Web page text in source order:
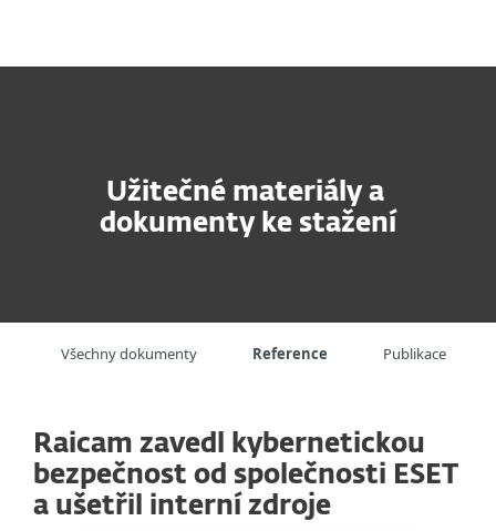
Užitečné materiály a
dokumenty ke stažení
Všechny dokumenty Reference Publikace
Raicam zavedl kybernetickou
bezpečnost od společnosti ESET
a ušetřil interní zdroje